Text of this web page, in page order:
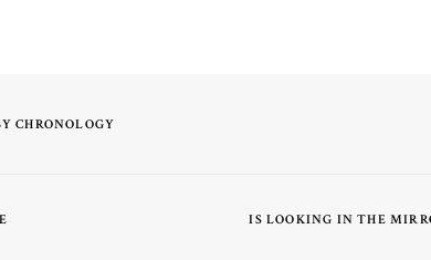
CHRONOLOGY
IS LOOKING IN THE